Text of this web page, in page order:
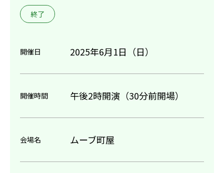
終了
開催日 2025年6月1日（日）
開催時間 午後2時開演（30分前開場）
会場名 ムーブ町屋